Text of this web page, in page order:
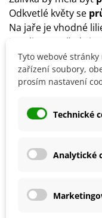
Odkvetlé květy se
Na jaře je vhodné
Rostlina se před
kompostu.
Doporučuje se
Detaily produktu
SOUVISEJÍCÍ
Tyto webové
zařízení soubory,
prosím nastavení
Technické
Analytické